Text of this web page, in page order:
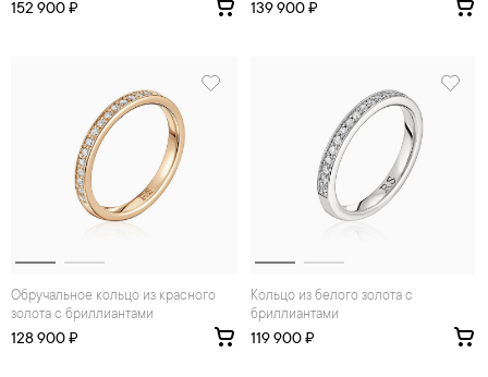
152 900 ₽ 139 900 ₽
Обручальное кольцо из красного
золота с бриллиантами
128 900 ₽
Кольцо из белого золота с
бриллиантами
119 900 ₽